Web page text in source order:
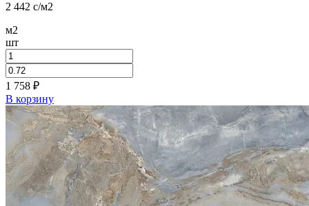
2 442 c/м2
м2
шт
1 758 ₽
В корзину